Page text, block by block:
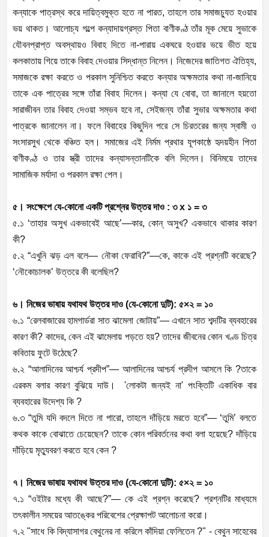
কন্যাকে পাত্রস্থ করে দায়িত্বমুক্ত হতে না পারত, তাহলে তার সমাজচ্যুত হওয়ার
ভয় থাকত। আলােচ্য গল্পে কন্যাদায়গ্রস্ত পিতা বাণীকণ্ঠ তাঁর মূক মেয়ে সুভাকে
যৌবনপ্রাপ্ত অবস্থায়ও বিবাহ দিতে না-পারায় একঘরে হওয়ার ভয়ে ভীত হয়ে
কলকাতায় গিয়ে তাকে বিবাহ দেওয়ার সিদ্ধান্ত নিলেন। নিজেদের জাতিগত ঐতিহ্য,
সমাজকে রক্ষা করতে ও পরকাল সুনিশ্চিত করতে কন্যার অক্ষমতার কথা না-জানিয়ে
তাকে এক পাত্রের সঙ্গে তাঁরা বিবাহ দিলেন। কন্যা যে বােবা, তা জানালে হয়তাে
সারাজীবন তার বিবাহ দেওয়া সম্ভব হবে না, সেইজন্য তাঁরা সুভার অক্ষমতার কথা
পাত্রকে জানালেন না। ফলে বিবাহের কিছুদিন পরে সে চিরতরের জন্য স্বামী ও
সংসারসুখ থেকে বঞ্চিত হল। সমাজের এই নির্মম প্রথার যূপকাষ্ঠে হৃদয়হীন পিতা
বাণীকণ্ঠ ও তার স্ত্রী তাদের কন্যাসন্তানটিকে বলি দিলেন। বিনিময়ে তাদের
সামাজিক মর্যাদা ও পরকাল রক্ষা পেল।
৫। সংক্ষেপে যে-কোনো একটি প্রশ্নের উত্তর দাও : ৩ x ১ = ৩
৫.১ ‘তাহার অসুখ একভাবেই আছে’—কার, কোন্ অসুখ? একভাবে থাকার কারণ
কী?
৫.২ “এখুনি ঝড় এল বলে— নৌকা ফেরাবি?”—কে, কাকে এই প্রশ্নটি করেছে?
‘নৌকোচালক’ উত্তরে কী বলেছিল?
৬। নিজের ভাষায় যথাযথ উত্তর দাও (যে-কোনো দুটি): ৫×২ = ১০
৬.১ “রেলবাজারের হামগার্ডরা সাত ঝামেলা জোটায়”— এখানে সাত শব্দটির ব্যবহারের
কারণ কী? কাদের, কেন এই ঝামেলায় পড়তে হয়? তাদের জীবনের কোন খণ্ড চিত্র
কবিতায় ফুটে উঠেছে?
৬.২ “আলাদিনের আশ্চর্য প্রদীপ”— আলাদিনের আশ্চর্য প্রদীপ আসলে কি ?তাকে
এরকম বলার কারণ বুঝিয়ে দাউ। 'লোকটা জন্যই না' পংক্তিটি একাধিক বার
ব্যবহারের উদেশ্য কি ?
৬.৩ “তুমি যদি বদলে দিতে না পারো, তাহলে দাঁড়িয়ে মরতে হবে”— ‘তুমি’ বলতে
কথক কাকে বোঝাতে চেয়েছেন? তাকে কোন পরিবর্তনের কথা বলা হয়েছে? দাঁড়িয়ে
দাঁড়িয়ে মৃত্যুবরণ করতে হবে কেন ?
৭। নিজের ভাষায় যথাযথ উত্তর দাও (যে-কোনো দুটি): ৫×২ = ১০
৭.১ “ওইটার মধ্যে কী আছে?”— কে এই প্রশ্ন করেছে? প্রশ্নটির মাধ্যমে
তৎকালীন সময়ের আতঙ্কের পরিবেশের প্রেক্ষাপট আলোচনা করো।
৭.২ "সাধে কি বিদ্যাসাগর বেথুনের না করিলে কাঁদিয়া ফেলিতেন ?" - বেথুন সাহেবের